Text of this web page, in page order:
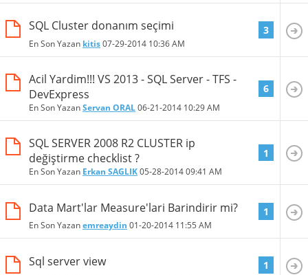
SQL Cluster donanım seçimi
En Son Yazan kitis07-29-2014 10:36 AM
3
Acil Yardim!!! VS 2013 - SQL Server - TFS -
DevExpress
En Son YazanServan ORAL06-21-2014 10:29 AM
6
SQL SERVER 2008 R2 CLUSTER ip
değiştirme checklist ?
En Son Yazan Erkan SAGLIK05-28-201409:41 AM
1
Data Mart'lar Measure'lari Barindirir mi?
En Son Yazanemreaydin 01-20-2014 11:55 AM
1
Sql server view 1